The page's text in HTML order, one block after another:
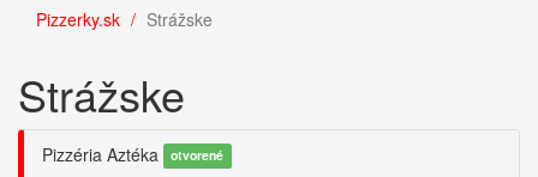
Pizzerky.sk Strážske
Strážske
Pizzéria Aztéka otvorené